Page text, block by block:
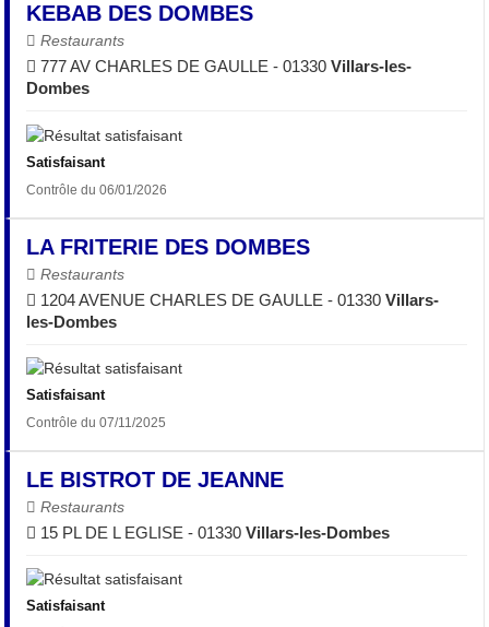
KEBAB DES DOMBES
Restaurants
777 AV CHARLES DE GAULLE - 01330Villars-les-
Dombes
Satisfaisant
Contrôle du 06/01/2026
LA FRITERIE DES DOMBES
Restaurants
1204 AVENUE CHARLES DE GAULLE - 01330Villars-
les-Dombes
Satisfaisant
Contrôle du 07/11/2025
LE BISTROT DE JEANNE
Restaurants
15 PL DE L EGLISE - 01330Villars-les-Dombes
Satisfaisant